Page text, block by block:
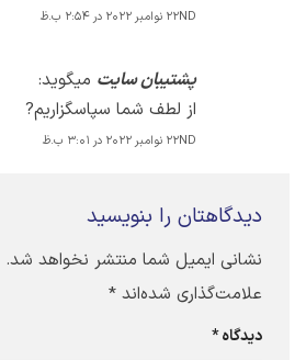
22ND نوامبر 2022 در 2:54 ب.ظ
پشتیبان سایت میگوید:
از لطف شما سپاسگزاریم?
22ND نوامبر 2022 در 3:01 ب.ظ
دیدگاهتان را بنویسید
نشانی ایمیل شما منتشر نخواهد شد.
علامت‌گذاری شده‌اند *
دیدگاه*